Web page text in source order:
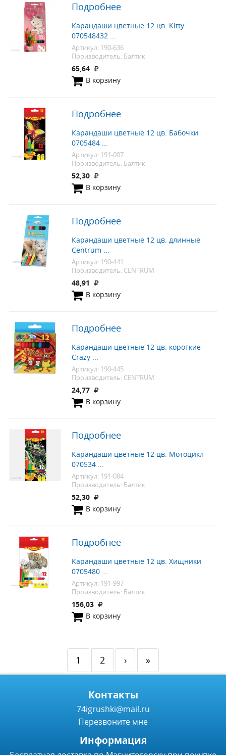
Подробнее
Карандаши цветные 12 цв. Kitty
070548432 ...
Артикул: 190-636
Производитель: Балтик
65,64
В корзину
Подробнее
Карандаши цветные 12 цв. Бабочки
0705484 ...
Артикул: 191-007
Производитель: Балтик
52,30
В корзину
Подробнее
Карандаши цветные 12 цв. длинные
Centrum ...
Артикул: 190-441
Производитель: CENTRUM
48,91
В корзину
Подробнее
Карандаши цветные 12 цв. короткие
Crazy ...
Артикул: 190-445
Производитель: CENTRUM
24,77
В корзину
Подробнее
Карандаши цветные 12 цв. Мотоцикл
070534 ...
Артикул: 191-084
Производитель: Балтик
52,30
В корзину
Подробнее
Карандаши цветные 12 цв. Хищники
0705480 ...
Артикул: 191-997
Производитель: Балтик
156,03
В корзину
1 2 › »
Контакты
74igrushki@mail.ru
Перезвоните мне
Информация